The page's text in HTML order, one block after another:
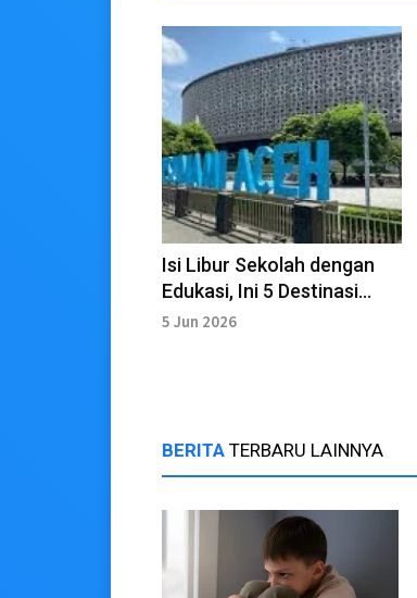
Isi Libur Sekolah dengan
Edukasi, Ini 5 Destinasi
Favorit di Banda Aceh
5 Jun 2026
BERITA TERBARU LAINNYA